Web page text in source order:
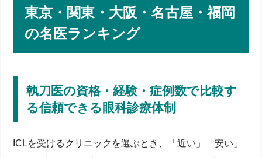
東京・関東・大阪・名古屋・福岡
の名医ランキング
執刀医の資格・経験・症例数で比較す
る信頼できる眼科診療体制
ICLを受けるクリニックを選ぶとき、「近い」「安い」